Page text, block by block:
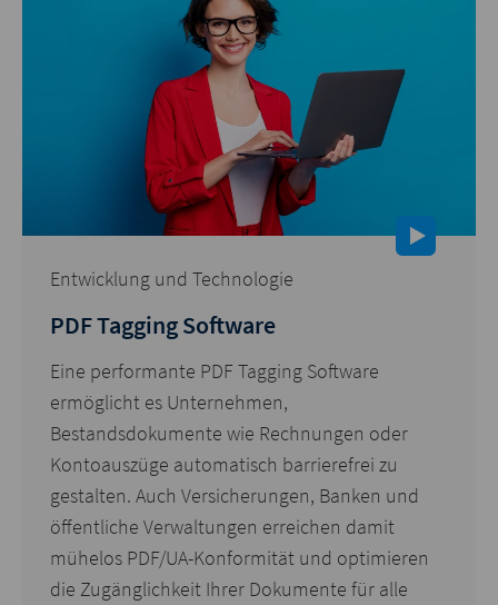
Entwicklung und Technologie
PDF Tagging Software
Eine performante PDF Tagging Software
ermöglicht es Unternehmen,
Bestandsdokumente wie Rechnungen oder
Kontoauszüge automatisch barrierefrei zu
gestalten. Auch Versicherungen, Banken und
öffentliche Verwaltungen erreichen damit
mühelos PDF/UA-Konformität und optimieren
die Zugänglichkeit Ihrer Dokumente für alle